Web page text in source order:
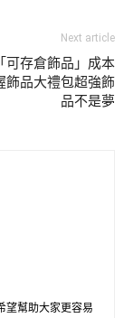
Next article
可存倉飾品」成本
飾品大禮包超強飾
品不是夢
望幫助大家更容易